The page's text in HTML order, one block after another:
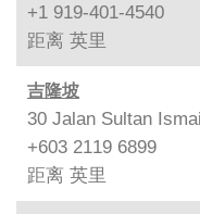
+1 919-401-4540
距离 英里
吉隆坡
30 Jalan Sultan
+603 2119 6899
距离 英里